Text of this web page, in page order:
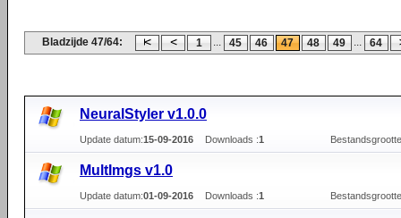
Bladzijde 47/64: 1 ... 45 46 47 48 49 ... 64
NeuralStyler v1.0.0
Update datum:15-09-2016 Downloads :1
MultImgs v1.0
Update datum:01-09-2016 Downloads :1